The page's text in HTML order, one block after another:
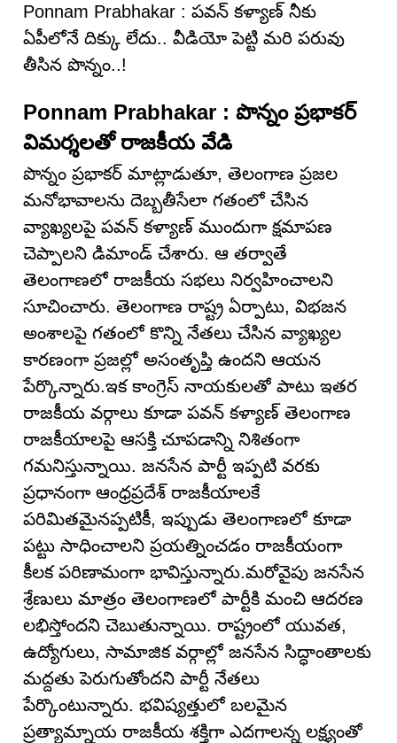
Ponnam Prabhakar : ప‌వ‌న్ క‌ళ్యాణ్ నీకు
ఏపీలోనే దిక్కు లేదు.. వీడియో పెట్టి మ‌రి ప‌రువు
తీసిన పొన్నం..!
Ponnam Prabhakar : పొన్నం ప్రభాకర్
విమర్శలతో రాజకీయ వేడి
పొన్నం ప్రభాకర్ మాట్లాడుతూ, తెలంగాణ ప్రజల
మనోభావాలను దెబ్బతీసేలా గతంలో చేసిన
వ్యాఖ్యలపై పవన్ కళ్యాణ్ ముందుగా క్షమాపణ
చెప్పాలని డిమాండ్ చేశారు. ఆ తర్వాతే
తెలంగాణలో రాజకీయ సభలు నిర్వహించాలని
సూచించారు. తెలంగాణ రాష్ట్ర ఏర్పాటు, విభజన
అంశాలపై గతంలో కొన్ని నేతలు చేసిన వ్యాఖ్యల
కారణంగా ప్రజల్లో అసంతృప్తి ఉందని ఆయన
పేర్కొన్నారు.ఇక కాంగ్రెస్ నాయకులతో పాటు ఇతర
రాజకీయ వర్గాలు కూడా పవన్ కళ్యాణ్ తెలంగాణ
రాజకీయాలపై ఆసక్తి చూపడాన్ని నిశితంగా
గమనిస్తున్నాయి. జనసేన పార్టీ ఇప్పటి వరకు
ప్రధానంగా ఆంధ్రప్రదేశ్ రాజకీయాలకే
పరిమితమైనప్పటికీ, ఇప్పుడు తెలంగాణలో కూడా
పట్టు సాధించాలని ప్రయత్నించడం రాజకీయంగా
కీలక పరిణామంగా భావిస్తున్నారు.మరోవైపు జనసేన
శ్రేణులు మాత్రం తెలంగాణలో పార్టీకి మంచి ఆదరణ
లభిస్తోందని చెబుతున్నాయి. రాష్ట్రంలో యువత,
ఉద్యోగులు, సామాజిక వర్గాల్లో జనసేన సిద్ధాంతాలకు
మద్దతు పెరుగుతోందని పార్టీ నేతలు
పేర్కొంటున్నారు. భవిష్యత్తులో బలమైన
ప్రత్యామ్నాయ రాజకీయ శక్తిగా ఎదగాలన్న లక్ష్యంతో